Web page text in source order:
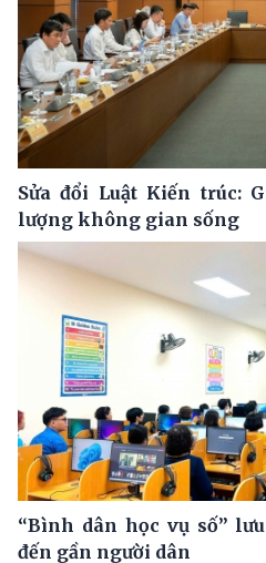
Sửa đổi Luật Kiến trúc:
lượng không gian sống
“Bình dân học vụ số”
đến gần người dân